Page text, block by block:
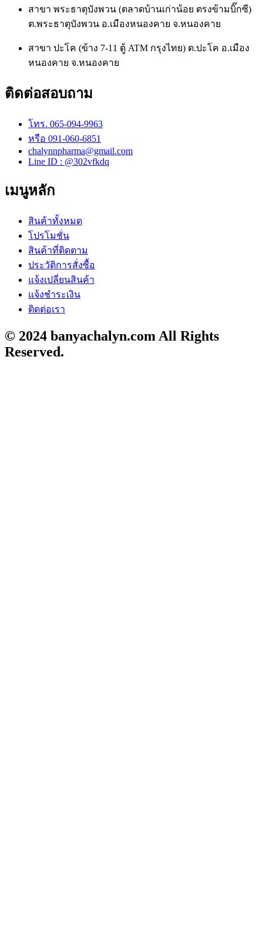
สาขา พระธาตุบังพวน (ตลาดบ้านเก่าน้อย ตรงข้ามบิ๊กซี)
ต.พระธาตุบังพวน อ.เมืองหนองคาย จ.หนองคาย
สาขา ปะโค (ข้าง 7-11 ตู้ ATM กรุงไทย) ต.ปะโค อ.เมือง
หนองคาย จ.หนองคาย
ติดต่อสอบถาม
โทร. 065-094-9963
หรือ 091-060-6851
chalynnpharma@gmail.com
Line ID : @302vfkdq
เมนูหลัก
สินค้าทั้งหมด
โปรโมชั่น
สินค้าที่ติดตาม
ประวัติการสั่งซื้อ
แจ้งเปลี่ยนสินค้า
แจ้งชำระเงิน
ติดต่อเรา
© 2024 banyachalyn.com All Rights
Reserved.